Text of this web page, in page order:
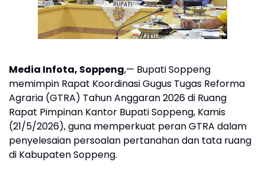
Media Infota, Soppeng,— Bupati Soppeng
memimpin Rapat Koordinasi Gugus Tugas Reforma
Agraria (GTRA) Tahun Anggaran 2026 di Ruang
Rapat Pimpinan Kantor Bupati Soppeng, Kamis
(21/5/2026), guna memperkuat peran GTRA dalam
penyelesaian persoalan pertanahan dan tata ruang
di Kabupaten Soppeng.